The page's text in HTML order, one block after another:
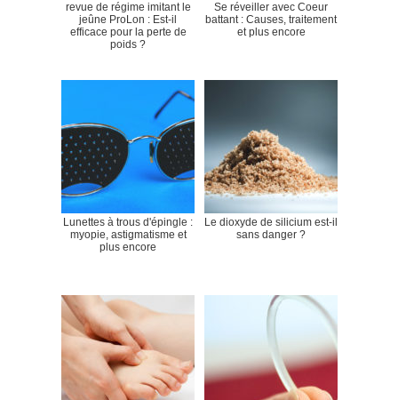
revue de régime imitant le
jeûne ProLon : Est-il
efficace pour la perte de
poids ?
Se réveiller avec Coeur
battant : Causes, traitement
et plus encore
Lunettes à trous d'épingle :
myopie, astigmatisme et
plus encore
Le dioxyde de silicium est-il
sans danger ?